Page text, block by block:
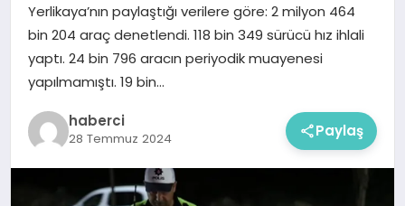
Yerlikaya’nın paylaştığı verilere göre: 2 milyon 464
bin 204 araç denetlendi. 118 bin 349 sürücü hız ihlali
yaptı. 24 bin 796 aracın periyodik muayenesi
yapılmamıştı. 19 bin…
haberci
28 Temmuz 2024 Paylaş